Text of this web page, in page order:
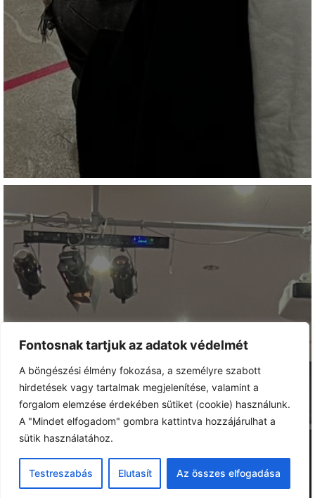
Fontosnak tartjuk az adatok védelmét
A böngészési élmény fokozása, a személyre szabott
hirdetések vagy tartalmak megjelenítése, valamint a
forgalom elemzése érdekében sütiket (cookie) használunk.
A "Mindet elfogadom" gombra kattintva hozzájárulhat a
sütik használatához.
Testreszabás Elutasít Az összes elfogadása